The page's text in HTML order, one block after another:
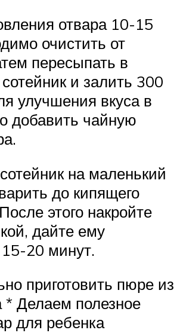
отвара 10-15
очистить от
пересыпать в
и залить 300
улучшения вкуса в
добавить чайную
на маленький
до кипящего
этого накройте
дайте ему
15-20 минут.
приготовить пюре из
* Делаем полезное
для ребенка